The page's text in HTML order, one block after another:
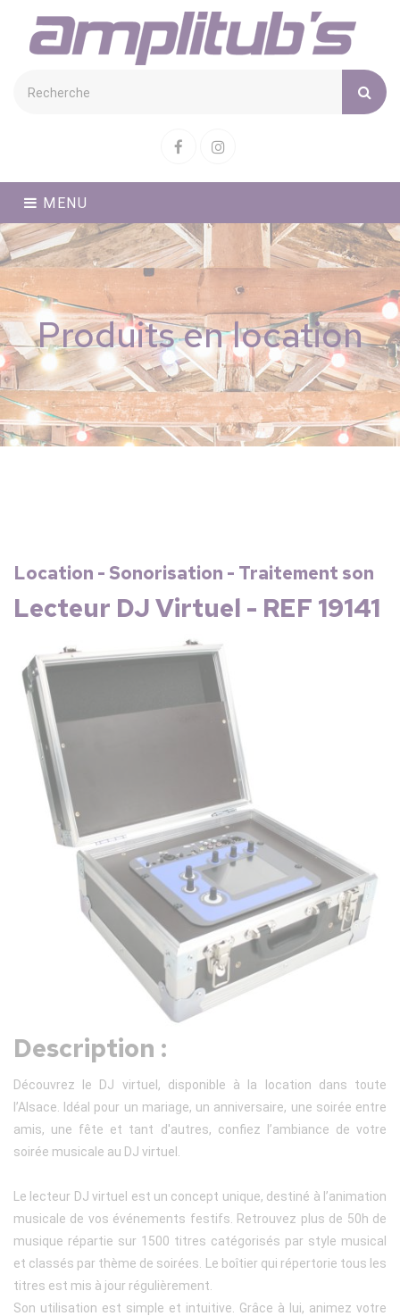
FacebookInstagram
MENU
Produits en location
Location - Sonorisation - Traitement son
Lecteur DJ Virtuel - REF 19141
Description :
Découvrez le DJ virtuel, disponible à la location dans toute
l’Alsace. Idéal pour un mariage, un anniversaire, une soirée entre
amis, une fête et tant d'autres, confiez l’ambiance de votre
soirée musicale au DJ virtuel.
Le lecteur DJ virtuel est un concept unique, destiné à l’animation
musicale de vos événements festifs. Retrouvez plus de 50h de
musique répartie sur 1500 titres catégorisés par style musical
et classés par thème de soirées. Le boîtier qui répertorie tous les
titres est mis à jour régulièrement.
Son utilisation est simple et intuitive. Grâce à lui, animez votre
Cookies management panel